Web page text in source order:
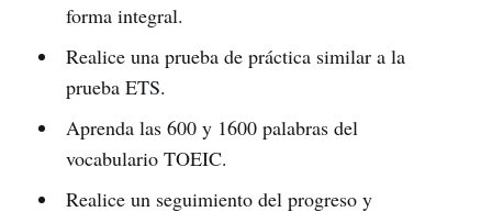
forma integral.
Realice una prueba de práctica similar a la
prueba ETS.
Aprenda las 600 y 1600 palabras del
vocabulario TOEIC.
Realice un seguimiento del progreso y